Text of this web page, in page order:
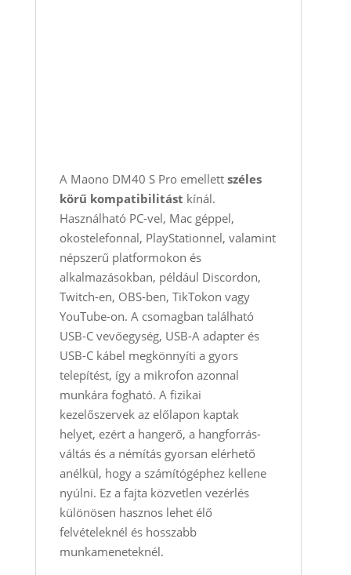
A Maono DM40 S Pro emellett széles
körű kompatibilitást kínál.
Használható PC-vel, Mac géppel,
okostelefonnal, PlayStationnel, valamint
népszerű platformokon és
alkalmazásokban, például Discordon,
Twitch-en, OBS-ben, TikTokon vagy
YouTube-on. A csomagban található
USB-C vevőegység, USB-A adapter és
USB-C kábel megkönnyíti a gyors
telepítést, így a mikrofon azonnal
munkára fogható. A fizikai
kezelőszervek az előlapon kaptak
helyet, ezért a hangerő, a hangforrás-
váltás és a némítás gyorsan elérhető
anélkül, hogy a számítógéphez kellene
nyúlni. Ez a fajta közvetlen vezérlés
különösen hasznos lehet élő
felvételeknél és hosszabb
munkameneteknél.